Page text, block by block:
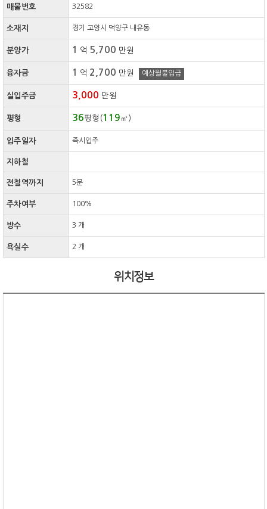
매물번호 32582
소재지 경기 고양시 덕양구 내유동
분양가 1 억 5,700 만원
융자금 1 억 2,700 만원 예상월불입금
실입주금 3,000 만원
평형 36평형(119 ㎡)
입주일자 즉시입주
지하철
전철역까지 5분
주차여부 100%
방수 3 개
욕실수 2 개
위치정보